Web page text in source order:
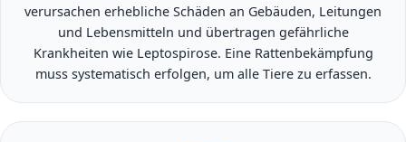
verursachen erhebliche Schäden an Gebäuden, Leitungen
und Lebensmitteln und übertragen gefährliche
Krankheiten wie Leptospirose. Eine Rattenbekämpfung
muss systematisch erfolgen, um alle Tiere zu erfassen.